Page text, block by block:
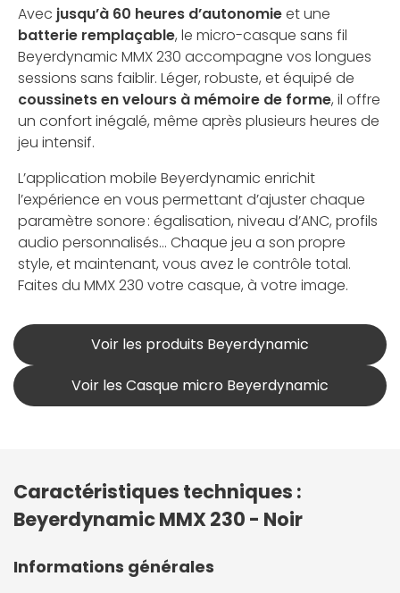
Avec jusqu’à 60 heures d’autonomieet une
batterie remplaçable, le micro-casque sans fil
Beyerdynamic MMX 230 accompagne vos longues
sessions sans faiblir. Léger, robuste, et équipé de
coussinets en velours à mémoire de forme, il offre
un confort inégalé, même après plusieurs heures de
jeu intensif.
L’application mobile Beyerdynamic enrichit
l’expérience en vous permettant d’ajuster chaque
paramètre sonore : égalisation, niveau d’ANC, profils
audio personnalisés... Chaque jeu a son propre
style, et maintenant, vous avez le contrôle total.
Faites du MMX 230 votre casque, à votre image.
Voir les produits Beyerdynamic
Voir les Casque micro Beyerdynamic
Caractéristiques techniques :
Beyerdynamic MMX 230 - Noir
Informations générales